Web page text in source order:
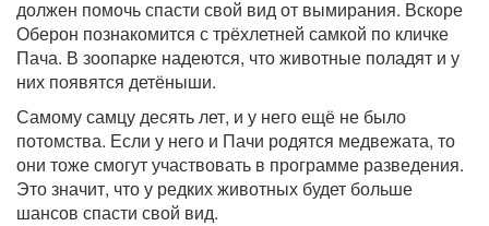
должен помочь спасти свой вид от вымирания. Вскоре
Оберон познакомится с трёхлетней самкой по кличке
Пача. В зоопарке надеются, что животные поладят и у
них появятся детёныши.
Самому самцу десять лет, и у него ещё не было
потомства. Если у него и Пачи родятся медвежата, то
они тоже смогут участвовать в программе разведения.
Это значит, что у редких животных будет больше
шансов спасти свой вид.